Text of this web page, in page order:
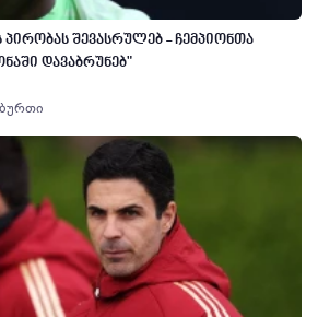
პირობას შევასრულებ - ჩემპიონთა
დავაბრუნებ"